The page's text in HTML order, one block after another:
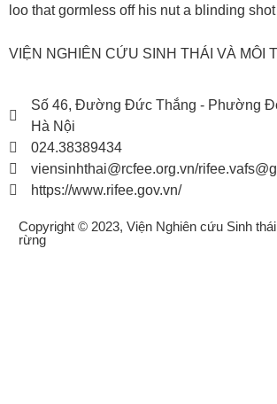
loo that gormless off his nut a blinding
VIỆN NGHIÊN CỨU SINH THÁI VÀ MÔI
Số 46, Đường Đức Thắng - Phường
Hà Nội
024.38389434
viensinhthai@rcfee.org.vn/
https://www.rifee.gov.vn/
Copyright © 2023, Viện Nghiên cứu Sinh
rừng